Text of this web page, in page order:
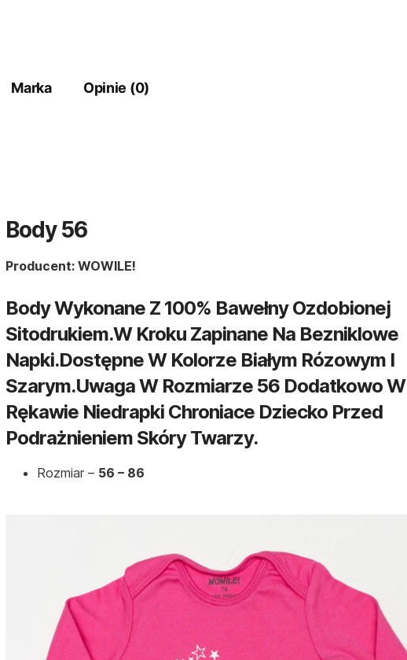
Marka Opinie (0)
Body 56
Producent: WOWILE!
Body Wykonane Z 100% Bawełny Ozdobionej
Sitodrukiem.W Kroku Zapinane Na Bezniklowe
Napki.Dostępne W Kolorze Białym Rózowym I
Szarym.Uwaga W Rozmiarze 56 Dodatkowo W
Rękawie Niedrapki Chroniace Dziecko Przed
Podrażnieniem Skóry Twarzy.
Rozmiar – 56 – 86